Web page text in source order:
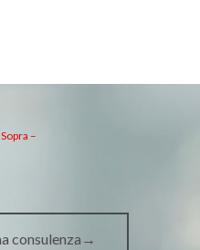
–
consulenza→